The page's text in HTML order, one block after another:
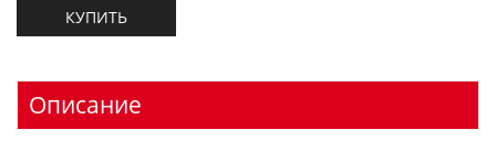
КУПИТЬ
Описание